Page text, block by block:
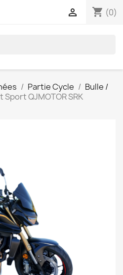
shopping_cart (0)

Partie Cycle
Bulle /
Sport QJMOTOR SRK